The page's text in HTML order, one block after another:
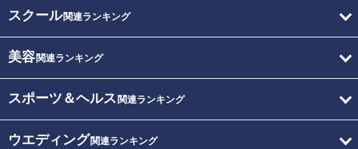
スクール関連ランキング
美容関連ランキング
スポーツ＆ヘルス 関連ランキング
ウエディング関連ランキング